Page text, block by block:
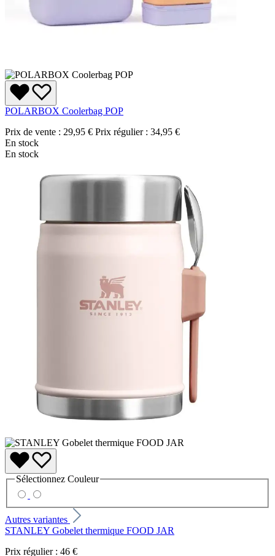
POLARBOX Coolerbag POP
Prix de vente : 29,95 € Prix régulier : 34,95 €
En stock
En stock
Sélectionnez Couleur
Autres variantes
STANLEY Gobelet thermique FOOD JAR
Prix régulier : 46 €